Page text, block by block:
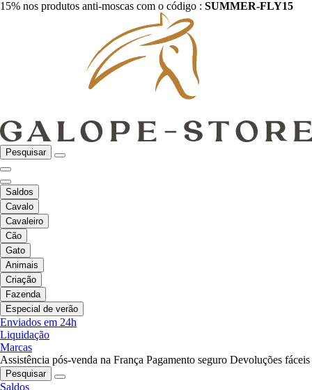
15% nos produtos anti-moscas com o código : SUMMER-FLY15
Pesquisar
Saldos
Cavalo
Cavaleiro
Cão
Gato
Animais
Criação
Fazenda
Especial de verão
Enviados em 24h
Liquidação
Marcas
Assistência pós-venda na França Pagamento seguro Devoluções fáceis
Pesquisar
Saldos